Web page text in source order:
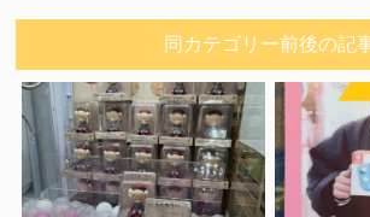
同カテゴリー前後の記